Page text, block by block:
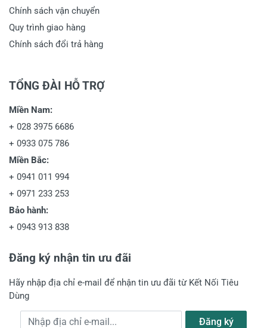
Chính sách vận chuyển
Quy trình giao hàng
Chính sách đổi trả hàng
TỔNG ĐÀI HỖ TRỢ
Miền Nam:
+ 028 3975 6686
+ 0933 075 786
Miền Bắc:
+ 0941 011 994
+ 0971 233 253
Bảo hành:
+ 0943 913 838
Đăng ký nhận tin ưu đãi
Hãy nhập địa chỉ e-mail để nhận tin ưu đãi từ Kết Nối Tiêu
Dùng
Địa chỉ e-mail Đăng ký